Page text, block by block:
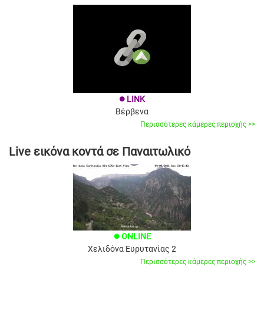
brightness_1 LINK
Βέρβενα
Περισσότερες κάμερες περιοχής >>
Live εικόνα κοντά σε Παναιτωλικό
brightness_1 ONLINE
Χελιδόνα Ευρυτανίας 2
Περισσότερες κάμερες περιοχής >>